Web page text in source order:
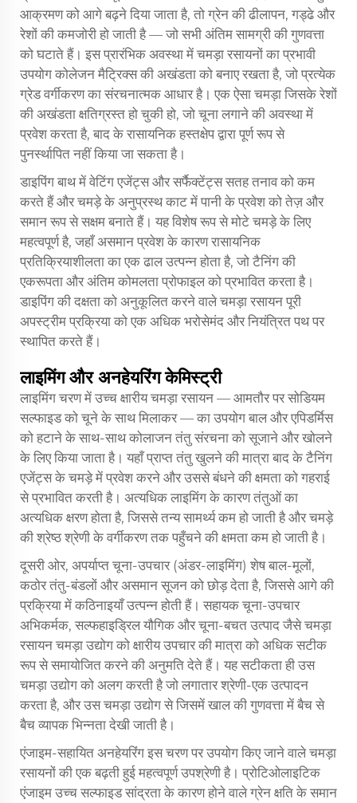
आक्रमण को आगे बढ़ने दिया जाता है, तो ग्रेन की ढीलापन, गड्ढे और
रेशों की कमजोरी हो जाती है — जो सभी अंतिम सामग्री की गुणवत्ता
को घटाते हैं। इस प्रारंभिक अवस्था में चमड़ा रसायनों का प्रभावी
उपयोग कोलेजन मैट्रिक्स की अखंडता को बनाए रखता है, जो प्रत्येक
ग्रेड वर्गीकरण का संरचनात्मक आधार है। एक ऐसा चमड़ा जिसके रेशों
की अखंडता क्षतिग्रस्त हो चुकी हो, जो चूना लगाने की अवस्था में
प्रवेश करता है, बाद के रासायनिक हस्तक्षेप द्वारा पूर्ण रूप से
पुनर्स्थापित नहीं किया जा सकता है।
डाइपिंग बाथ में वेटिंग एजेंट्स और सर्फैक्टेंट्स सतह तनाव को कम
करते हैं और चमड़े के अनुप्रस्थ काट में पानी के प्रवेश को तेज़ और
समान रूप से सक्षम बनाते हैं। यह विशेष रूप से मोटे चमड़े के लिए
महत्वपूर्ण है, जहाँ असमान प्रवेश के कारण रासायनिक
प्रतिक्रियाशीलता का एक ढाल उत्पन्न होता है, जो टैनिंग की
एकरूपता और अंतिम कोमलता प्रोफाइल को प्रभावित करता है।
डाइपिंग की दक्षता को अनुकूलित करने वाले चमड़ा रसायन पूरी
अपस्ट्रीम प्रक्रिया को एक अधिक भरोसेमंद और नियंत्रित पथ पर
स्थापित करते हैं।
लाइमिंग और अनहेयरिंग केमिस्ट्री
लाइमिंग चरण में उच्च क्षारीय चमड़ा रसायन — आमतौर पर सोडियम
सल्फाइड को चूने के साथ मिलाकर — का उपयोग बाल और एपिडर्मिस
को हटाने के साथ-साथ कोलाजन तंतु संरचना को सूजाने और खोलने
के लिए किया जाता है। यहाँ प्राप्त तंतु खुलने की मात्रा बाद के टैनिंग
एजेंट्स के चमड़े में प्रवेश करने और उससे बंधने की क्षमता को गहराई
से प्रभावित करती है। अत्यधिक लाइमिंग के कारण तंतुओं का
अत्यधिक क्षरण होता है, जिससे तन्य सामर्थ्य कम हो जाती है और चमड़े
की श्रेष्ठ श्रेणी के वर्गीकरण तक पहुँचने की क्षमता कम हो जाती है।
दूसरी ओर, अपर्याप्त चूना-उपचार (अंडर-लाइमिंग) शेष बाल-मूलों,
कठोर तंतु-बंडलों और असमान सूजन को छोड़ देता है, जिससे आगे की
प्रक्रिया में कठिनाइयाँ उत्पन्न होती हैं। सहायक चूना-उपचार
अभिकर्मक, सल्फहाइड्रिल यौगिक और चूना-बचत उत्पाद जैसे चमड़ा
रसायन चमड़ा उद्योग को क्षारीय उपचार की मात्रा को अधिक सटीक
रूप से समायोजित करने की अनुमति देते हैं। यह सटीकता ही उस
चमड़ा उद्योग को अलग करती है जो लगातार श्रेणी-एक उत्पादन
करता है, और उस चमड़ा उद्योग से जिसमें खाल की गुणवत्ता में बैच से
बैच व्यापक भिन्नता देखी जाती है।
एंजाइम-सहायित अनहेयरिंग इस चरण पर उपयोग किए जाने वाले चमड़ा
रसायनों की एक बढ़ती हुई महत्वपूर्ण उपश्रेणी है। प्रोटिओलाइटिक
एंजाइम उच्च सल्फाइड सांद्रता के कारण होने वाले ग्रेन क्षति के समान